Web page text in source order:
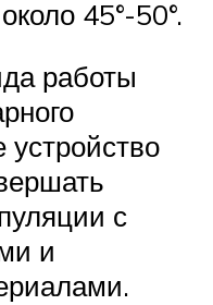
45°-50°.
работы
устройство
с
и